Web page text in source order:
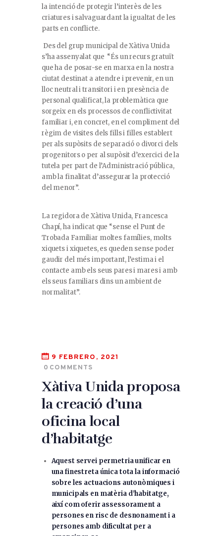
la intenció de protegir l’interès de les
criatures i salvaguardant la igualtat de les
parts en conflicte.
Des del grup municipal de Xàtiva Unida
s’ha assenyalat que “És un recurs gratuït
que ha de posar-se en marxa en la nostra
ciutat destinat a atendre i prevenir, en un
lloc neutral i transitori i en presència de
personal qualificat, la problemàtica que
sorgeix en els processos de conflictivitat
familiar i, en concret, en el compliment del
règim de visites dels fills i filles establert
per als supòsits de separació o divorci dels
progenitors o per al supòsit d’exercici de la
tutela per part de l’Administració pública,
amb la finalitat d’assegurar la protecció
del menor”.
La regidora de Xàtiva Unida, Francesca
Chapí, ha indicat que “sense el Punt de
Trobada Familiar moltes famílies, molts
xiquets i xiquetes, es queden sense poder
gaudir del més important, l’estima i el
contacte amb els seus pares i mares i amb
els seus familiars dins un ambient de
normalitat”.
9 FEBRERO, 2021
0 COMMENTS
Xàtiva Unida proposa
la creació d’una
oficina local
d’habitatge
Aquest servei permetria unificar en
una finestreta única tota la informació
sobre les actuacions autonòmiques i
municipals en matèria d’habitatge,
així com oferir assessorament a
persones en risc de desnonament i a
persones amb dificultat per a